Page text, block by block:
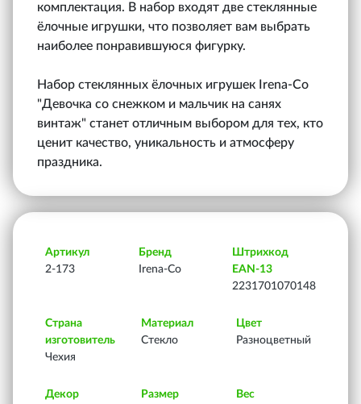
комплектация. В набор входят две стеклянные
ёлочные игрушки, что позволяет вам выбрать
наиболее понравившуюся фигурку.
Набор стеклянных ёлочных игрушек Irena-Co
"Девочка со снежком и мальчик на санях
винтаж" станет отличным выбором для тех, кто
ценит качество, уникальность и атмосферу
праздника.
Артикул
2-173
Бренд
Irena-Co
Штрихкод
EAN-13
2231701070148
Страна
изготовитель
Чехия
Материал
Стекло
Цвет
Разноцветный
Декор Размер Вес